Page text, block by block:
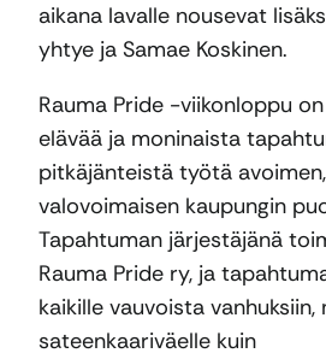
aikana lavalle nousevat
yhtye ja Samae Koskinen.
Rauma Pride -viikonloppu
elävää ja moninaista
pitkäjänteistä työtä
valovoimaisen kaupungin
Tapahtuman järjestäjänä
Rauma Pride ry, ja
kaikille vauvoista vanhuksiin,
sateenkaariväelle kuin